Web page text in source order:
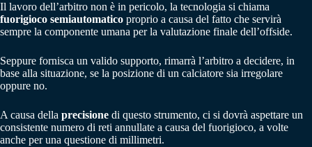
Il lavoro dell’arbitro non è in pericolo, la tecnologia si chiama
fuorigioco semiautomatico proprio a causa del fatto che servirà
sempre la componente umana per la valutazione finale dell’offside.
Seppure fornisca un valido supporto, rimarrà l’arbitro a decidere, in
base alla situazione, se la posizione di un calciatore sia irregolare
oppure no.
A causa della precisione di questo strumento, ci si dovrà aspettare un
consistente numero di reti annullate a causa del fuorigioco, a volte
anche per una questione di millimetri.